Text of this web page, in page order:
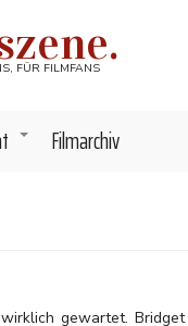
FÜR FILMFANS
+ Filmarchiv
gewartet.